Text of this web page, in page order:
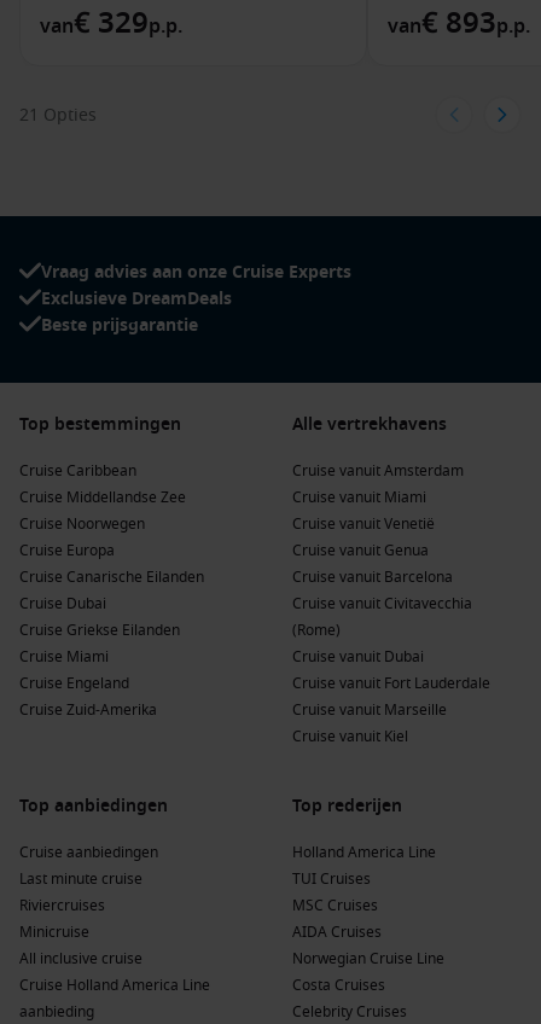
van€ 329p.p. van€ 893p.p.
21 Opties
Vraag advies aan onze Cruise Experts
Exclusieve DreamDeals
Beste prijsgarantie
Top bestemmingen
Cruise Caribbean
Cruise Middellandse Zee
Cruise Noorwegen
Cruise Europa
Cruise Canarische Eilanden
Cruise Dubai
Cruise Griekse Eilanden
Cruise Miami
Cruise Engeland
Cruise Zuid-Amerika
Alle vertrekhavens
Cruise vanuit Amsterdam
Cruise vanuit Miami
Cruise vanuit Venetië
Cruise vanuit Genua
Cruise vanuit Barcelona
Cruise vanuit Civitavecchia
(Rome)
Cruise vanuit Dubai
Cruise vanuit Fort Lauderdale
Cruise vanuit Marseille
Cruise vanuit Kiel
Top aanbiedingen
Cruise aanbiedingen
Last minute cruise
Riviercruises
Minicruise
All inclusive cruise
Cruise Holland America Line
aanbieding
Top rederijen
Holland America Line
TUI Cruises
MSC Cruises
AIDA Cruises
Norwegian Cruise Line
Costa Cruises
Celebrity Cruises